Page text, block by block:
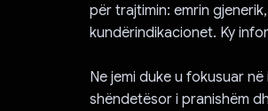
për trajtimin: emrin
kundërindikacionet. Ky
Ne jemi duke u fokusuar
shëndetësor i pranishëm